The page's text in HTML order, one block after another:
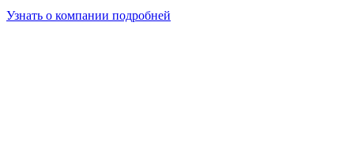
Узнать о компании подробней